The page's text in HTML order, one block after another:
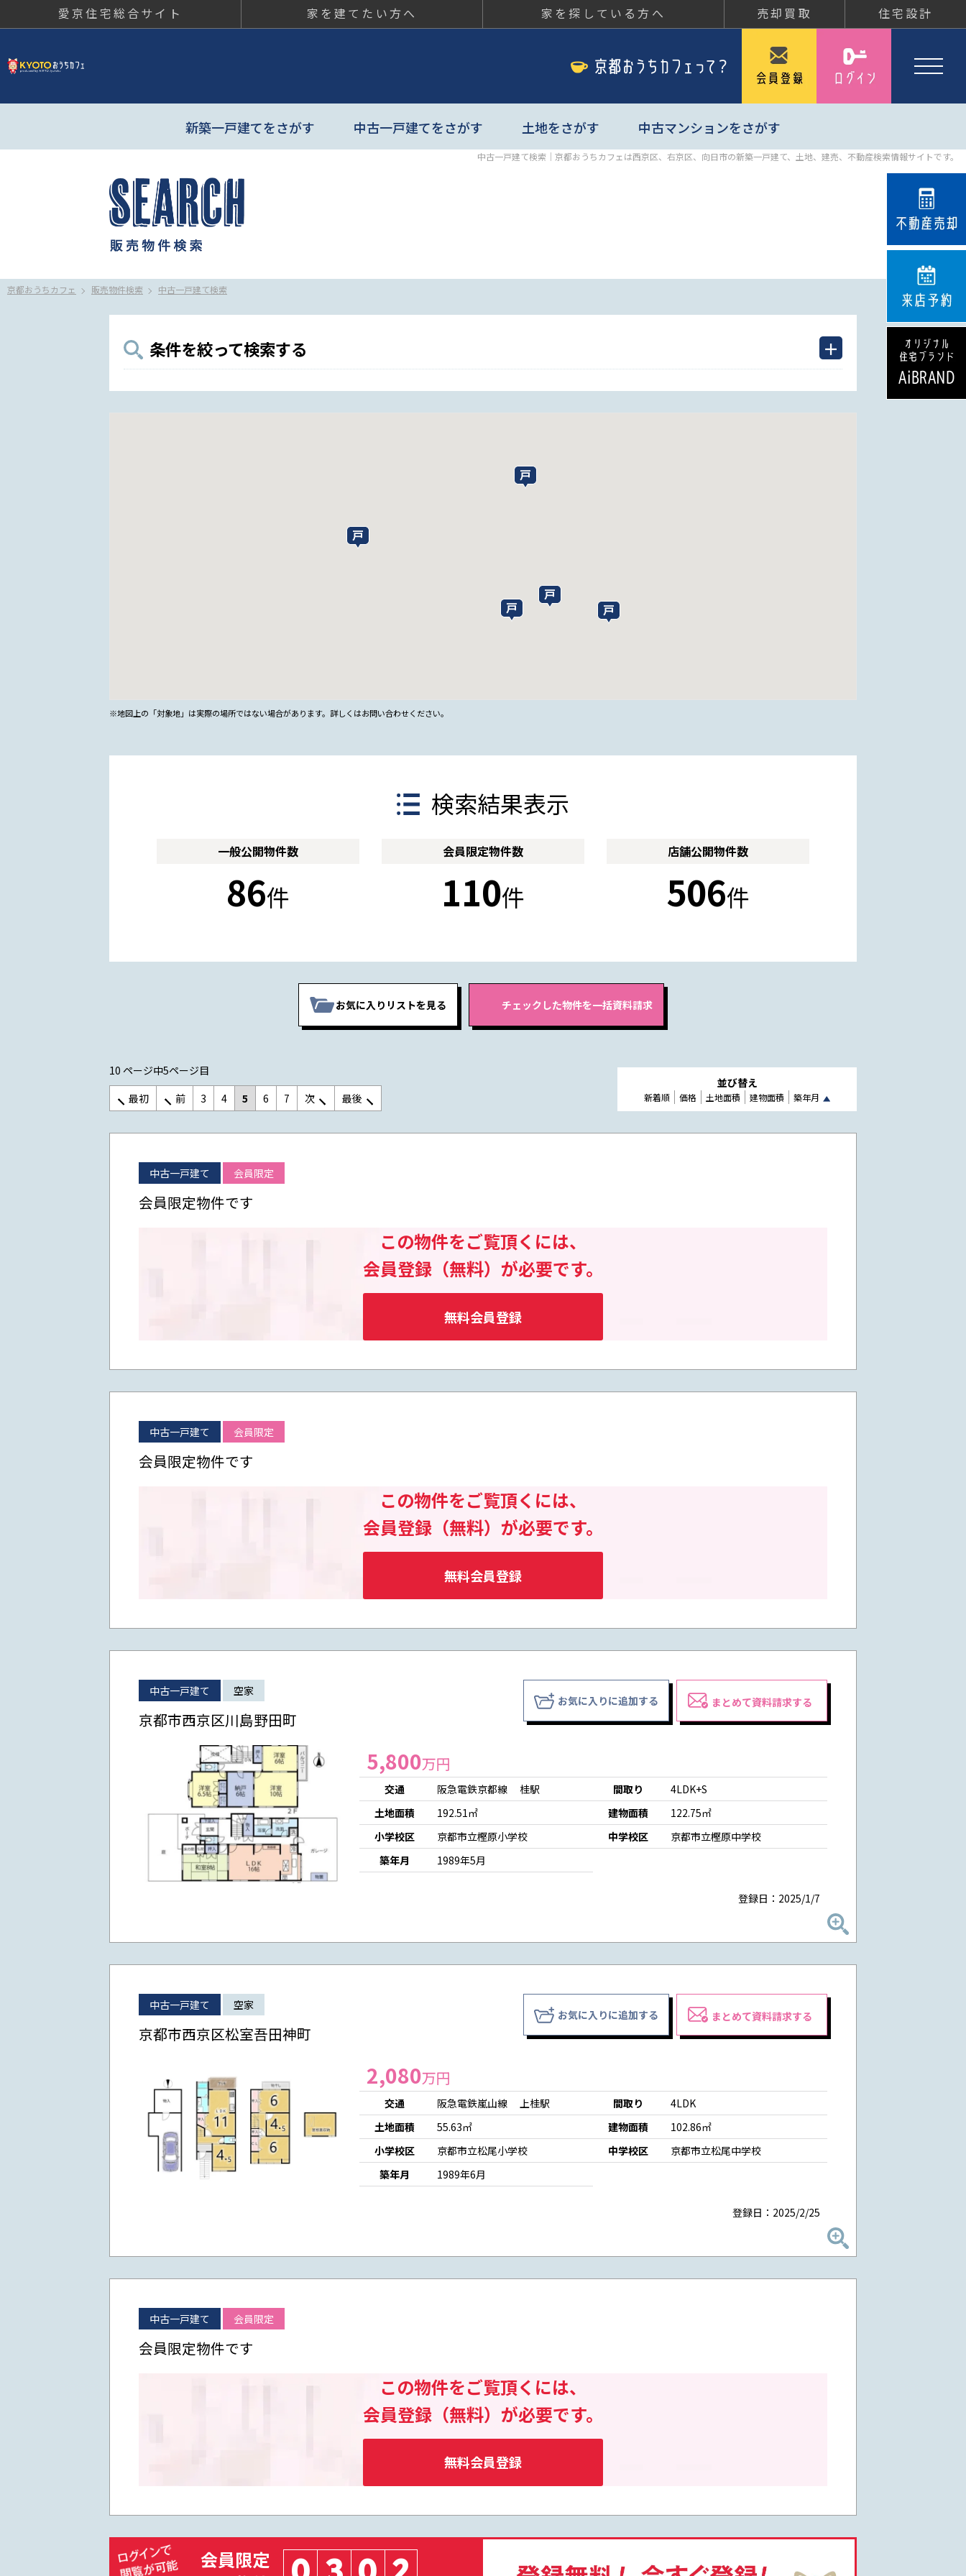
愛京住宅総合サイト 家を建てたい方へ 家を探している方へ 売却買取 住宅設計
新築一戸建てをさがす 中古一戸建てをさがす 土地をさがす 中古マンションをさがす
中古一戸建て検索｜京都おうちカフェは西京区、右京区、向日市の新築一戸建て、土地、建売、不動産検索情報サイトです。
京都おうちカフェ 販売物件検索 中古一戸建て検索
条件を絞って検索する
※地図上の「対象地」は実際の場所ではない場合があります。詳しくはお問い合わせください。
検索結果表示
一般公開物件数
86件
会員限定物件数
110件
店舗公開物件数
506件
お気に入りリストを見る
10 ページ中5ページ目
最初
前 3 4 5 6 7 次 最後
並び替え
新着順 価格 土地面積 建物面積 築年月
中古一戸建て 会員限定
会員限定物件です
この物件をご覧頂くには、
会員登録（無料）が必要です。
無料会員登録
中古一戸建て 会員限定
会員限定物件です
この物件をご覧頂くには、
会員登録（無料）が必要です。
無料会員登録
中古一戸建て 空家
京都市西京区川島野田町
お気に入りに追加する まとめて資料請求する
5,800万円
交通 阪急電鉄京都線 桂駅 間取り
4LDK+S
土地面積
192.51㎡ 建物面積
122.75㎡
小学校区
京都市立樫原小学校 中学校区
京都市立樫原中学校
築年月
1989年5月
登録日：2025/1/7
中古一戸建て 空家
京都市西京区松室吾田神町
お気に入りに追加する まとめて資料請求する
2,080万円
交通 阪急電鉄嵐山線 上桂駅 間取り
4LDK
土地面積
55.63㎡ 建物面積
102.86㎡
小学校区
京都市立松尾小学校 中学校区
京都市立松尾中学校
築年月
1989年6月
登録日：2025/2/25
中古一戸建て 会員限定
会員限定物件です
この物件をご覧頂くには、
会員登録（無料）が必要です。
無料会員登録
会員限定